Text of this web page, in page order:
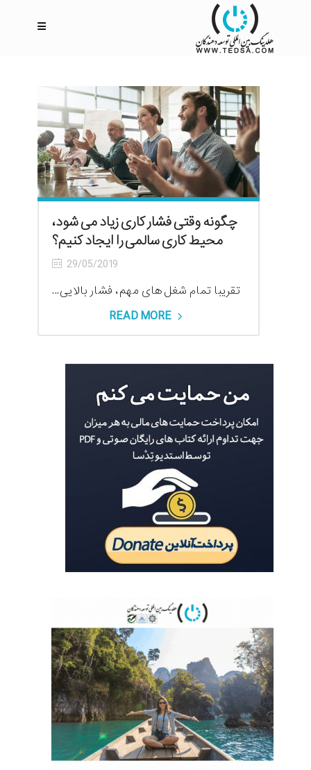
چگونه وقتی فشار کاری زیاد می شود،
محیط کاری سالمی را ایجاد کنیم؟
29/05/2019
تقریبا تمام شغل های مهم، فشار بالایی...
READ MORE